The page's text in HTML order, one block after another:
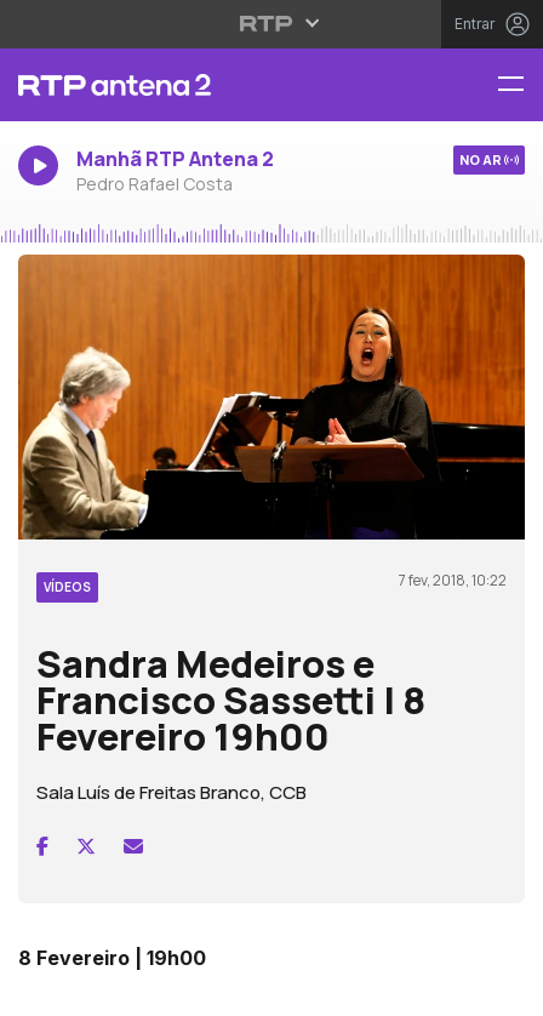
Entrar
Manhã RTP Antena 2
Pedro Rafael Costa
NO AR
VÍDEOS 7 fev, 2018, 10:22
Sandra Medeiros e
Francisco Sassetti | 8
Fevereiro 19h00
Sala Luís de Freitas Branco, CCB
8 Fevereiro | 19h00